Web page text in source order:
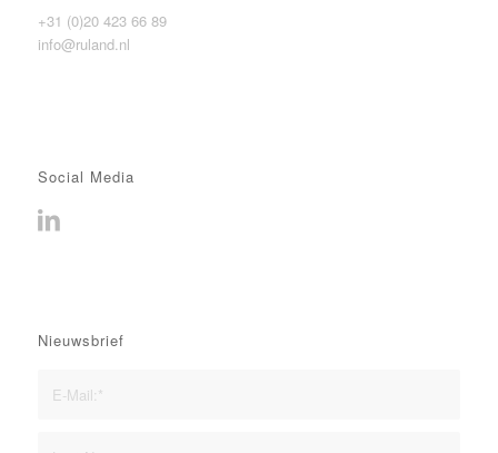
+31 (0)20 423 66 89
info@ruland.nl
Social Media
Nieuwsbrief